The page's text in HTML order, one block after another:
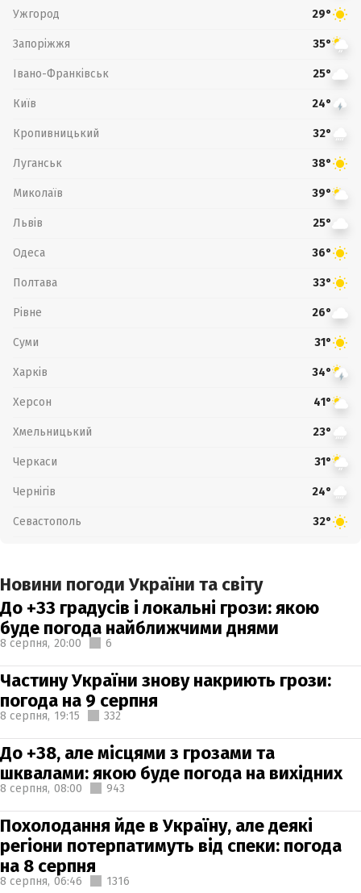
Ужгород 29°
Запоріжжя 35°
Івано-Франківськ 25°
Київ 24°
Кропивницький 32°
Луганськ 38°
Миколаїв 39°
Львів 25°
Одеса 36°
Полтава 33°
Рівне 26°
Суми 31°
Харків 34°
Херсон 41°
Хмельницький 23°
Черкаси 31°
Чернігів 24°
Севастополь 32°
Новини погоди України та світу
До +33 градусів і локальні грози: якою
буде погода найближчими днями
8 серпня, 20:00 6
Частину України знову накриють грози:
погода на 9 серпня
8 серпня, 19:15 332
До +38, але місцями з грозами та
шквалами: якою буде погода на вихідних
8 серпня, 08:00 943
Похолодання йде в Україну, але деякі
регіони потерпатимуть від спеки: погода
на 8 серпня
8 серпня, 06:46 1316